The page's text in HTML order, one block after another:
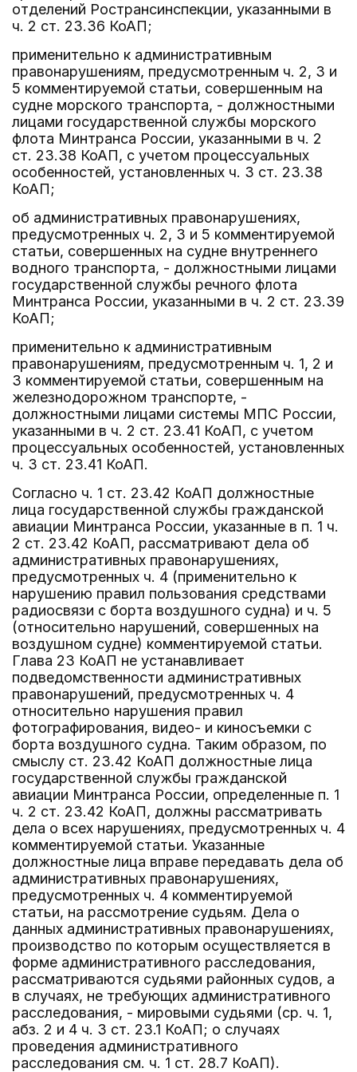
отделений Ространсинспекции, указанными в
ч. 2 ст. 23.36 КоАП;
применительно к административным
правонарушениям, предусмотренным ч. 2, 3 и
5 комментируемой статьи, совершенным на
судне морского транспорта, - должностными
лицами государственной службы морского
флота Минтранса России, указанными в ч. 2
ст. 23.38 КоАП, с учетом процессуальных
особенностей, установленных ч. 3 ст. 23.38
КоАП;
об административных правонарушениях,
предусмотренных ч. 2, 3 и 5 комментируемой
статьи, совершенных на судне внутреннего
водного транспорта, - должностными лицами
государственной службы речного флота
Минтранса России, указанными в ч. 2 ст. 23.39
КоАП;
применительно к административным
правонарушениям, предусмотренным ч. 1, 2 и
3 комментируемой статьи, совершенным на
железнодорожном транспорте, -
должностными лицами системы МПС России,
указанными в ч. 2 ст. 23.41 КоАП, с учетом
процессуальных особенностей, установленных
ч. 3 ст. 23.41 КоАП.
Согласно ч. 1 ст. 23.42 КоАП должностные
лица государственной службы гражданской
авиации Минтранса России, указанные в п. 1 ч.
2 ст. 23.42 КоАП, рассматривают дела об
административных правонарушениях,
предусмотренных ч. 4 (применительно к
нарушению правил пользования средствами
радиосвязи с борта воздушного судна) и ч. 5
(относительно нарушений, совершенных на
воздушном судне) комментируемой статьи.
Глава 23 КоАП не устанавливает
подведомственности административных
правонарушений, предусмотренных ч. 4
относительно нарушения правил
фотографирования, видео- и киносъемки с
борта воздушного судна. Таким образом, по
смыслу ст. 23.42 КоАП должностные лица
государственной службы гражданской
авиации Минтранса России, определенные п. 1
ч. 2 ст. 23.42 КоАП, должны рассматривать
дела о всех нарушениях, предусмотренных ч. 4
комментируемой статьи. Указанные
должностные лица вправе передавать дела об
административных правонарушениях,
предусмотренных ч. 4 комментируемой
статьи, на рассмотрение судьям. Дела о
данных административных правонарушениях,
производство по которым осуществляется в
форме административного расследования,
рассматриваются судьями районных судов, а
в случаях, не требующих административного
расследования, - мировыми судьями (ср. ч. 1,
абз. 2 и 4 ч. 3 ст. 23.1 КоАП; о случаях
проведения административного
расследования см. ч. 1 ст. 28.7 КоАП).